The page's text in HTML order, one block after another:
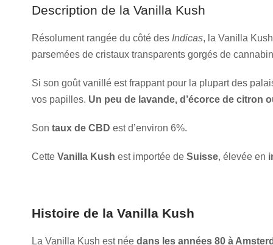
Description de la Vanilla Kush
Résolument rangée du côté des Indicas, la Vanilla
parsemées de cristaux transparents gorgés de
Si son goût vanillé est frappant pour la plupart des
vos papilles. Un peu de lavande, d’écorce de citron
Son taux de CBD est d’environ 6%.
Cette Vanilla Kush estimportée de Suisse, élevée en
Histoire de la Vanilla Kush
La Vanilla Kush est née dans les années 80 à